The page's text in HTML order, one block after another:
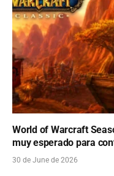
World of Warcraft
muy esperado para
30 de June de 2026